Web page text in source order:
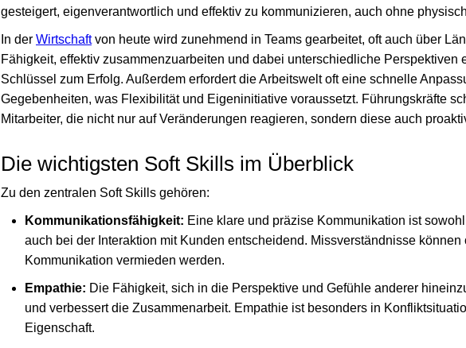
gesteigert, eigenverantwortlich und effektiv zu kommunizieren, auch ohne
In der Wirtschaftvon heute wird zunehmend in Teams gearbeitet, oft auch über
Fähigkeit, effektiv zusammenzuarbeiten und dabei unterschiedliche Perspektiven
Schlüssel zum Erfolg. Außerdem erfordert die Arbeitswelt oft eine schnelle
Gegebenheiten, was Flexibilität und Eigeninitiative voraussetzt. Führungskräfte
Mitarbeiter, die nicht nur auf Veränderungen reagieren, sondern diese auch
Die wichtigsten Soft Skills im Überblick
Zu den zentralen Soft Skills gehören:
Kommunikationsfähigkeit: Eine klare und präzise Kommunikation ist
auch bei der Interaktion mit Kunden entscheidend. Missverständnisse können
Kommunikation vermieden werden.
Empathie: Die Fähigkeit, sich in die Perspektive und Gefühle anderer
und verbessert die Zusammenarbeit. Empathie ist besonders in
Eigenschaft.